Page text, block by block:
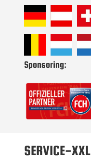
Sponsoring:
SERVICE-XXL